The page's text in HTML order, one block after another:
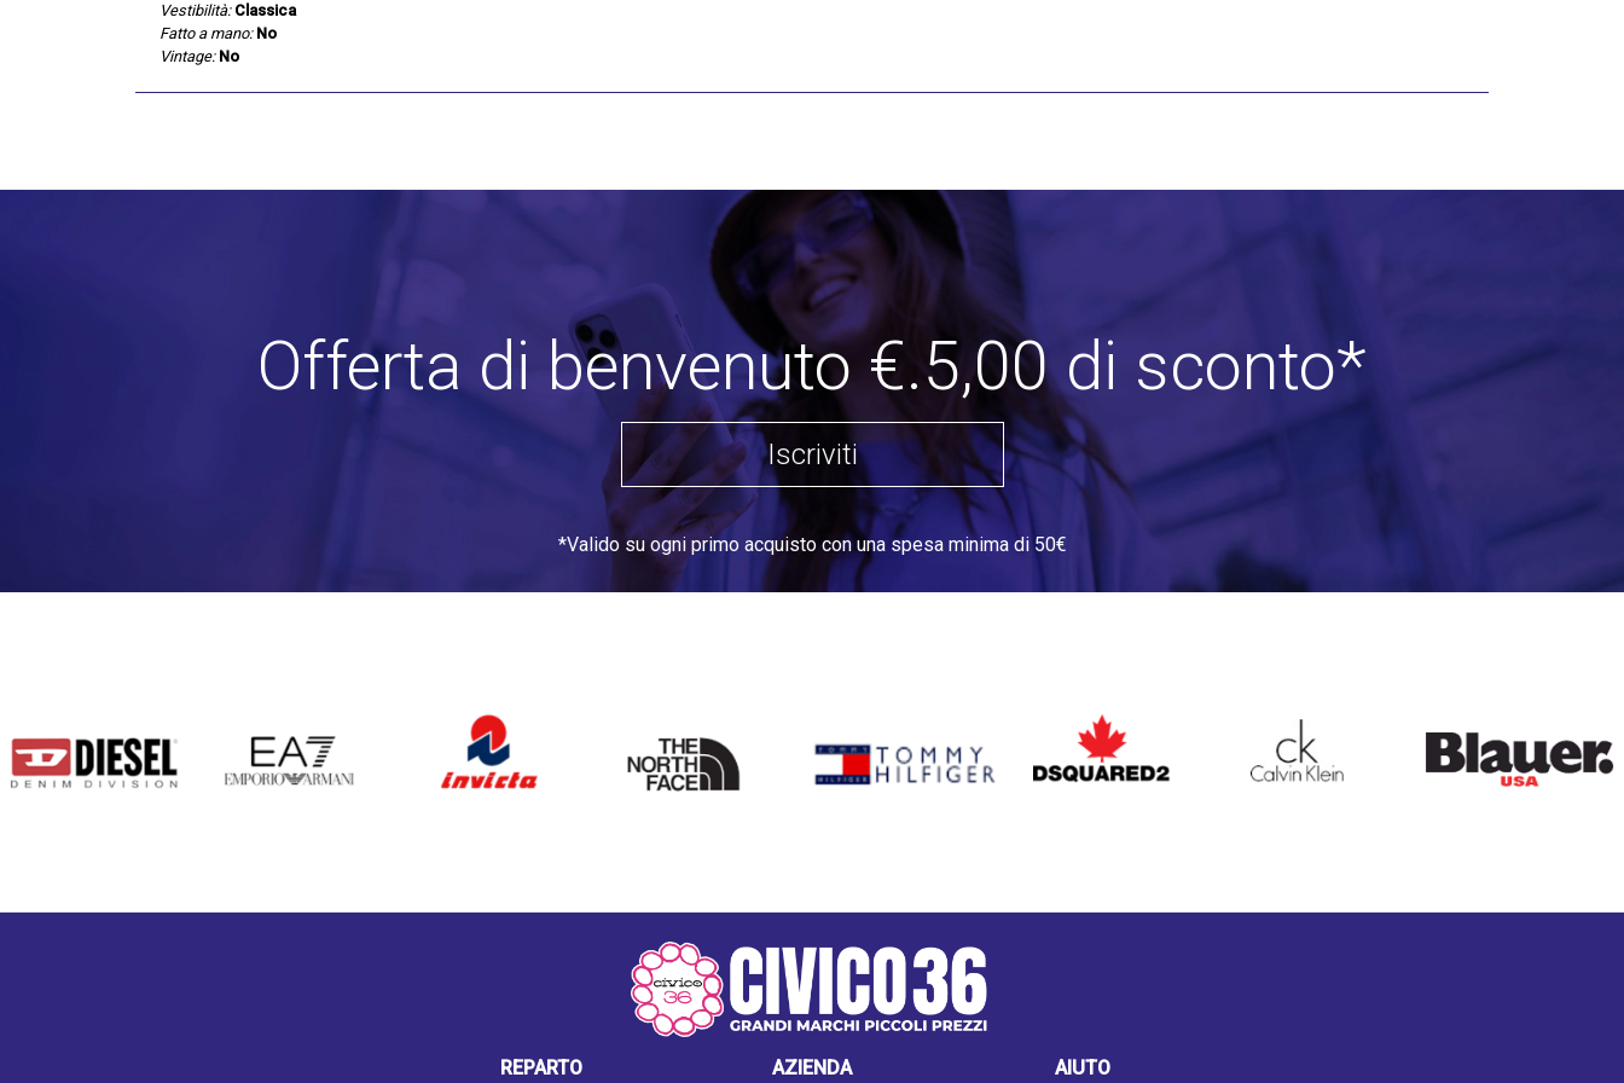
Vestibilità: Classica
Fatto a mano: No
Vintage: No
Offerta di benvenuto €.5,00 di sconto*
Iscriviti
*Valido su ogni primo acquisto con una spesa minima di 50€
INVICTA
NORTH
FACE
DSQUARED2 CALVIN KLEIN
REPARTO AZIENDA AIUTO